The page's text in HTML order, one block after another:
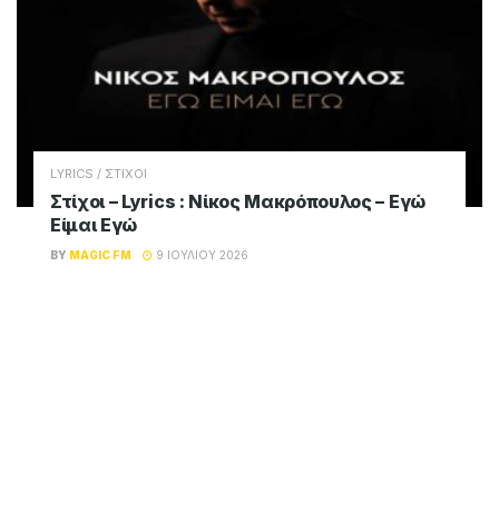
LYRICS / ΣΤΙΧΟΙ
Στίχοι – Lyrics : Νίκος Μακρόπουλος – Εγώ
Είμαι Εγώ
BY MAGIC FM 9 ΙΟΥΛΊΟΥ 2026